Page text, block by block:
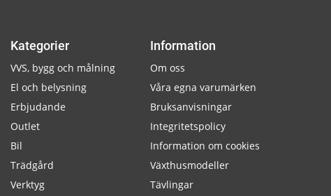
Kategorier
VVS, bygg och målning
El och belysning
Erbjudande
Outlet
Bil
Trädgård
Verktyg
Information
Om oss
Våra egna varumärken
Bruksanvisningar
Integritetspolicy
Information om cookies
Växthusmodeller
Tävlingar